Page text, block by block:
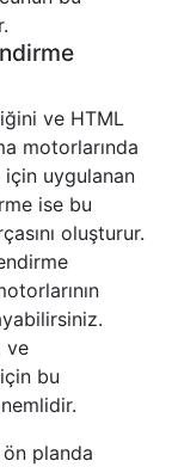
ve HTML
motorlarında
için uygulanan
ise bu
oluşturur.
ve
bu
ön planda